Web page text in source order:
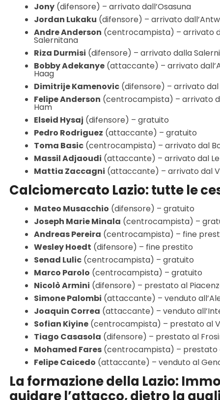
Jony(difensore) – arrivato dall’Osasuna
Jordan Lukaku (difensore) – arrivato
Andre Anderson (centrocampista) – arrivato
Salernitana
Riza Durmisi (difensore) – arrivato dalla
Bobby Adekanye(attaccante) – arrivato
Haag
Dimitrije Kamenovic(difensore) – arrivato dal
Felipe Anderson (centrocampista) – arrivato
Ham
Elseid Hysaj (difensore) – gratuito
Pedro Rodriguez (attaccante) – gratuito
Toma Basic(centrocampista) – arrivato dal
Massil Adjaoudi (attaccante) – arrivato dal
Mattia Zaccagni (attaccante) – arrivato dal
Calciomercato Lazio: tutte le
Mateo Musacchio (difensore) – gratuito
Joseph Marie Minala (centrocampista) –
Andreas Pereira (centrocampista) – fine
Wesley Hoedt (difensore) – fine prestito
Senad Lulic(centrocampista) – gratuito
Marco Parolo (centrocampista) – gratuito
Nicolò Armini (difensore) – prestato al
Simone Palombi (attaccante) – venduto
Joaquin Correa (attaccante) – venduto
Sofian Kiyine(centrocampista) – prestato al
Tiago Casasola (difensore) – prestato al
Mohamed Fares(centrocampista) – prestato
Felipe Caicedo (attaccante) – venduto al
La formazione della Lazio:
guidare l’attacco, dietro la